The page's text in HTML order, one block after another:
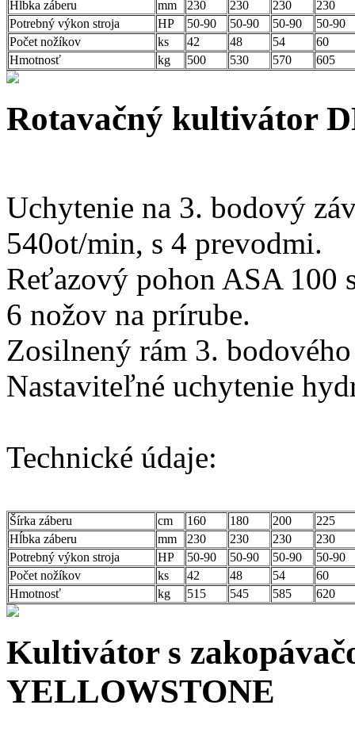
Hĺbka záberu
mm 230 230 230
230
Potrebný výkon stroja
HP 50-90 50-90 50-90
50-90
Počet nožíkov
ks 42 48 54
60
Hmotnosť
kg 500 530 570 605
Rotavačný kultivátor
Uchytenie na 3. bodový
540ot/min, s 4 prevodmi.
Reťazový pohon ASA 100
6 nožov na prírube.
Zosilnený rám 3. bodového
Nastaviteľné uchytenie
Technické údaje:
Šírka záberu cm 160 180 200
225
Hĺbka záberu
mm 230 230 230
230
Potrebný výkon stroja
HP 50-90 50-90 50-90
50-90
Počet nožíkov
ks 42 48 54
60
Hmotnosť
kg 515 545 585 620
Kultivátor s
YELLOWSTONE